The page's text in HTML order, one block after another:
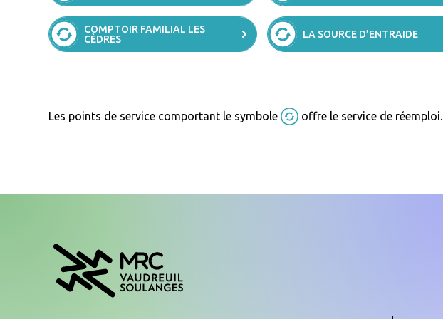
COMPTOIR FAMILIAL LES
CÈDRES
LA SOURCE D’ENTRAIDE
Les points de service comportant le symbole offre le service de réemploi.